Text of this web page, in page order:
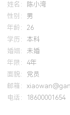
产线年均服务成本
3.试点客户平均故
4.项目构建了可扩
教育背景
GPA X.XX/X.X（
姓名：
陈小湾
性别： 男
年龄： 26
学历： 本科
婚姻： 未婚
年限： 4年
面貌： 党员
邮箱：
电话：
18600001654